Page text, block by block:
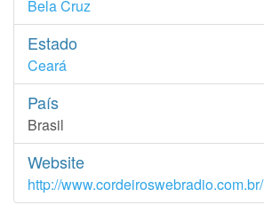
Bela Cruz
Estado
Ceará
País
Brasil
Website
http://www.cordeiroswebradio.com.br/